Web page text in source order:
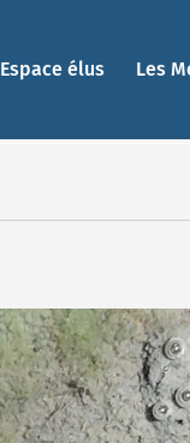
Espace élus Les